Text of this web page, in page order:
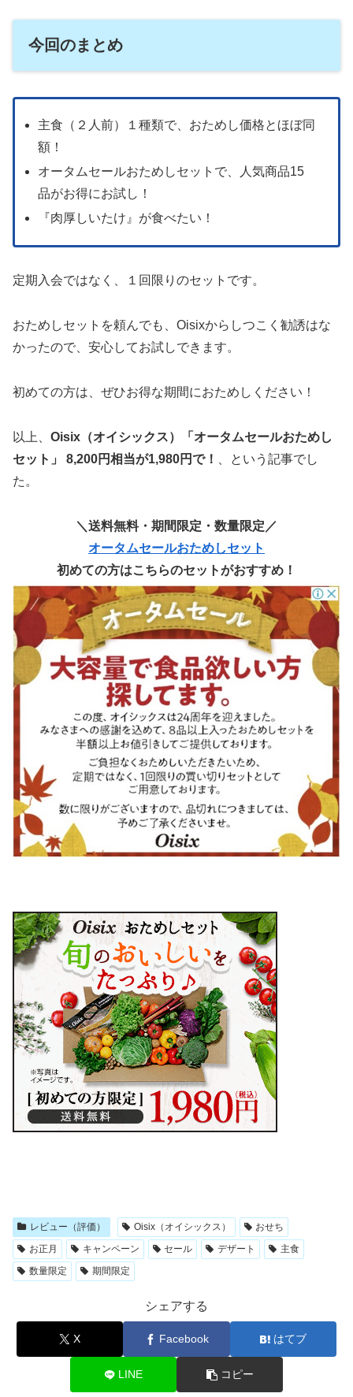
今回のまとめ
主食（２人前）１種類で、おためし価格とほぼ同
額！
オータムセールおためしセットで、人気商品15
品がお得にお試し！
『肉厚しいたけ』が食べたい！
定期入会ではなく、１回限りのセットです。
おためしセットを頼んでも、Oisixからしつこく勧誘はな
かったので、安心してお試しできます。
初めての方は、ぜひお得な期間におためしください！
以上、 Oisix（オイシックス）「オータムセールおためし
セット」 8,200円相当が1,980円で！
、という記事でし
た。
＼送料無料・期間限定・数量限定／
オータムセールおためしセット
初めての方はこちらのセットがおすすめ！
レビュー（評価） Oisix（オイシックス）
おせち
お正月
キャンペーン セール デザート
主食
数量限定
期間限定
シェアする
X Facebook はてブ
LINE コピー